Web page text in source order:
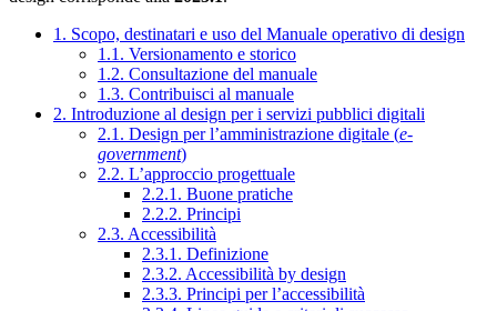
1. Scopo, destinatari e uso del Manuale operativo di design
1.1. Versionamento e storico
1.2. Consultazione del manuale
1.3. Contribuisci al manuale
2. Introduzione al design per i servizi pubblici digitali
2.1. Design per l’amministrazione digitale (e-
government)
2.2. L’approccio progettuale
2.2.1. Buone pratiche
2.2.2. Principi
2.3. Accessibilità
2.3.1. Definizione
2.3.2. Accessibilità by design
2.3.3. Principi per l’accessibilità